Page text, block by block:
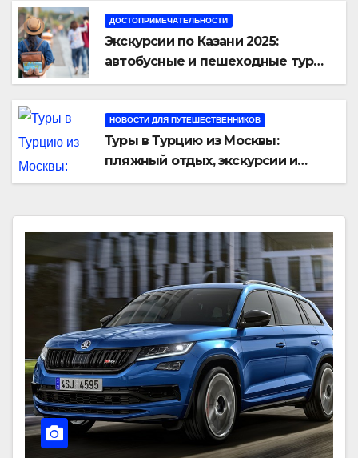
ДОСТОПРИМЕЧАТЕЛЬНОСТИ
Экскурсии по Казани 2025:
автобусные и пешеходные туры
от туроператора «Казан360»
НОВОСТИ ДЛЯ ПУТЕШЕСТВЕННИКОВ
Туры в Турцию из Москвы:
пляжный отдых, экскурсии и
лучшие курорты